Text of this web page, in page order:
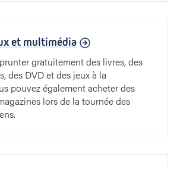
et multimédia
gratuitement des livres, des
des DVD et des jeux à la
pouvez également acheter des
lors de la tournée des